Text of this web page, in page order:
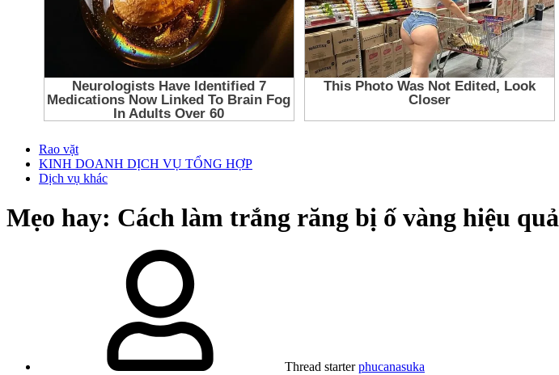
Rao vặt
KINH DOANH DỊCH VỤ TỔNG HỢP
Dịch vụ khác
Mẹo hay: Cách làm trắng răng bị ố vàng hiệu quả
Thread starter phucanasuka